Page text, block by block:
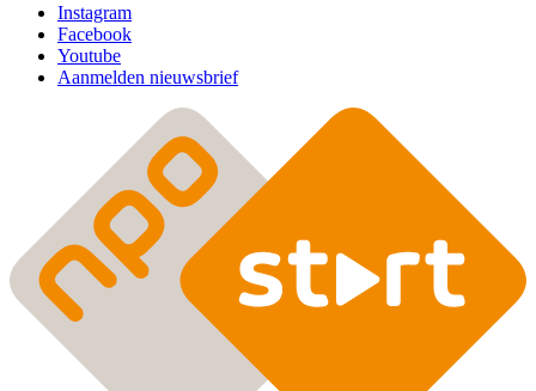
Instagram
Facebook
Youtube
Aanmelden nieuwsbrief